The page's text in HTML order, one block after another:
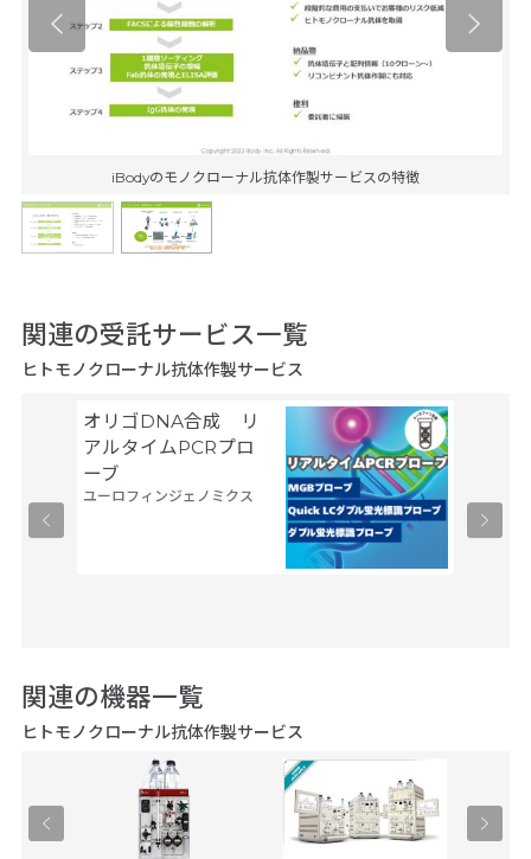
iBodyのモノクローナル抗体作製サービスの特徴
関連の受託サービス一覧
ヒトモノクローナル抗体作製サービス
オリゴDNA合成 リ
アルタイムPCRプロ
ーブ
ユーロフィンジェノミクス
関連の機器一覧
ヒトモノクローナル抗体作製サービス